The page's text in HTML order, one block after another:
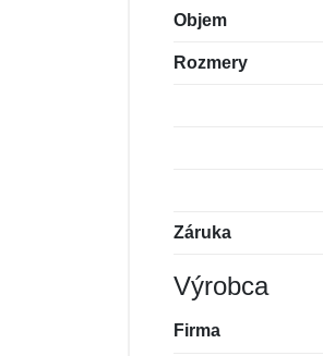
Objem
Rozmery
Záruka
Výrobca
Firma